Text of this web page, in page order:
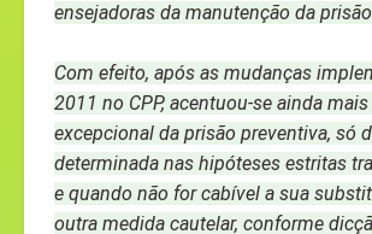
ensejadoras da manutenção da
Com efeito, após as mudanças
2011 no CPP, acentuou-se ainda
excepcional da prisão preventiva, só
determinada nas hipóteses estritas
e quando não for cabível a sua
outra medida cautelar, conforme